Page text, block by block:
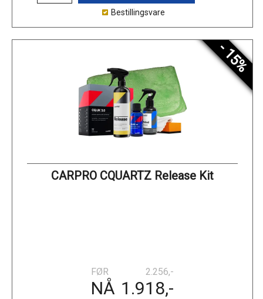
Bestillingsvare
- 15%
CARPRO CQUARTZ Release Kit
FØR 2.256,-
NÅ 1.918,-